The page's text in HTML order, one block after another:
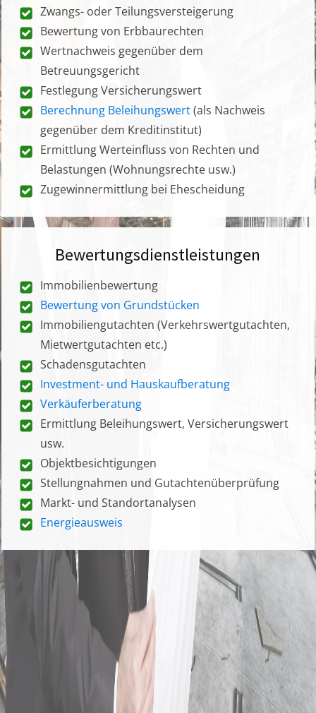
Zwangs- oder Teilungsversteigerung
Bewertung von Erbbaurechten
Wertnachweis gegenüber dem
Betreuungsgericht
Festlegung Versicherungswert
Berechnung Beleihungswert(als Nachweis
gegenüber dem Kreditinstitut)
Ermittlung Werteinfluss von Rechten und
Belastungen (Wohnungsrechte usw.)
Zugewinnermittlung bei Ehescheidung
Bewertungsdienstleistungen
Immobilienbewertung
Bewertung von Grundstücken
Immobiliengutachten (Verkehrswertgutachten,
Mietwertgutachten etc.)
Schadensgutachten
Investment- und Hauskaufberatung
Verkäuferberatung
Ermittlung Beleihungswert, Versicherungswert
usw.
Objektbesichtigungen
Stellungnahmen und Gutachtenüberprüfung
Markt- und Standortanalysen
Energieausweis